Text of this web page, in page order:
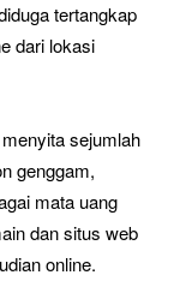
tertangkap
dari lokasi
sejumlah
genggam,
mata uang
dan situs web
online.